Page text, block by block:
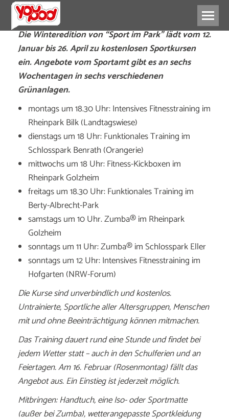
Die Winteredition von “Sport im Park” lädt vom 12.
Januar bis 26. April zu kostenlosen Sportkursen
ein. Angebote vom Sportamt gibt es an sechs
Wochentagen in sechs verschiedenen
Grünanlagen.
montags um 18.30 Uhr: Intensives Fitnesstraining im
Rheinpark Bilk (Landtagswiese)
dienstags um 18 Uhr: Funktionales Training im
Schlosspark Benrath (Orangerie)
mittwochs um 18 Uhr: Fitness-Kickboxen im
Rheinpark Golzheim
freitags um 18.30 Uhr: Funktionales Training im
Berty-Albrecht-Park
samstags um 10 Uhr. Zumba® im Rheinpark
Golzheim
sonntags um 11 Uhr: Zumba® im Schlosspark Eller
sonntags um 12 Uhr: Intensives Fitnesstraining im
Hofgarten (NRW-Forum)
Die Kurse sind unverbindlich und kostenlos.
Untrainierte, Sportliche aller Altersgruppen, Menschen
mit und ohne Beeinträchtigung können mitmachen.
Das Training dauert rund eine Stunde und findet bei
jedem Wetter statt – auch in den Schulferien und an
Feiertagen. Am 16. Februar (Rosenmontag) fällt das
Angebot aus. Ein Einstieg ist jederzeit möglich.
Mitbringen: Handtuch, eine Iso- oder Sportmatte
(außer bei Zumba), wetterangepasste Sportkleidung